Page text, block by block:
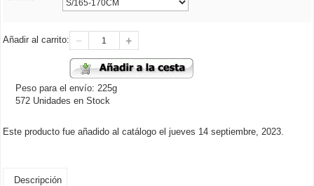
Añadir al carrito:
Peso para el envío: 225g
572 Unidades en Stock
Este producto fue añadido al catálogo el jueves 14 septiembre, 2023.
Descripción